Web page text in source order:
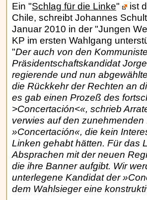
Ein "Schlag für die Linke"
ist
Chile, schreibt Johannes
Januar 2010 in der "Jungen
KP im ersten Wahlgang
"Der auch von den
Präsidentschaftskandidat
regierende und nun
die Rückkehr der Rechten an
es gab einen Prozeß des
>Concertación<«, schrieb
verwies auf den
»Concertación«, die kein
Linken gehabt hätten. Für das
Absprachen mit der neuen
die ihre Banner aufgibt. Wir
unterlegene Kandidat der
dem Wahlsieger eine